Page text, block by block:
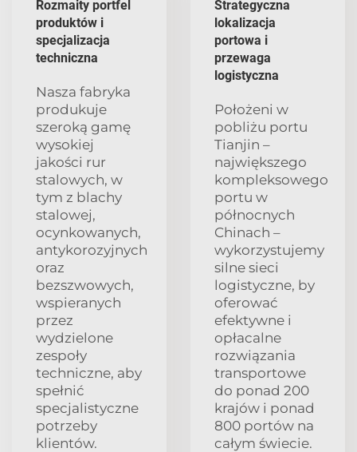
Rozmaity portfel
produktów i
specjalizacja
techniczna
Nasza fabryka
produkuje
szeroką gamę
wysokiej
jakości rur
stalowych, w
tym z blachy
stalowej,
ocynkowanych,
antykorozyjnych
oraz
bezszwowych,
wspieranych
przez
wydzielone
zespoły
techniczne, aby
spełnić
specjalistyczne
potrzeby
klientów.
Strategyczna
lokalizacja
portowa i
przewaga
logistyczna
Położeni w
pobliżu portu
Tianjin –
największego
kompleksowego
portu w
północnych
Chinach –
wykorzystujemy
silne sieci
logistyczne, by
oferować
efektywne i
opłacalne
rozwiązania
transportowe
do ponad 200
krajów i ponad
800 portów na
całym świecie.